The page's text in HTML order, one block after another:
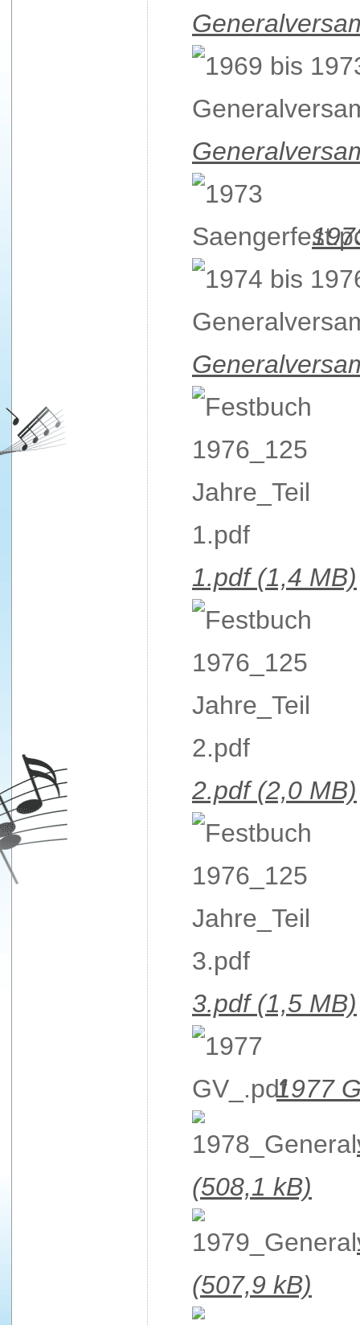
1.pdf(1,4 MB)
2.pdf(2,0 MB)
3.pdf(1,5 MB)
1977
(508,1 kB)
(507,9 kB)